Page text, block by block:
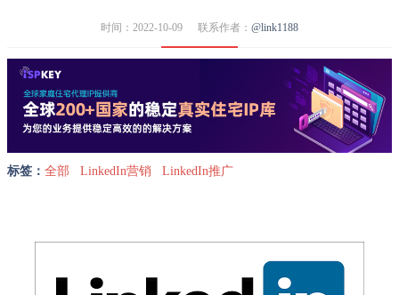
时间：2022-10-09 联系作者： @link1188
标签： 全部 LinkedIn营销 LinkedIn推广